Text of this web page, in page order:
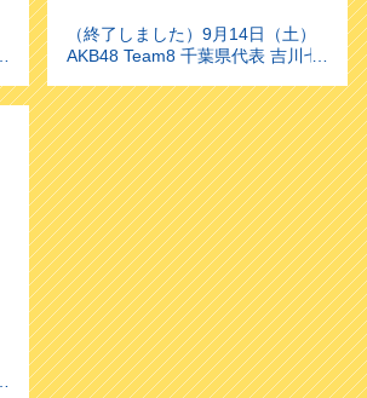
（終了しました）9月14日（土）
AKB48 Team8 千葉県代表 吉川七
実施します！